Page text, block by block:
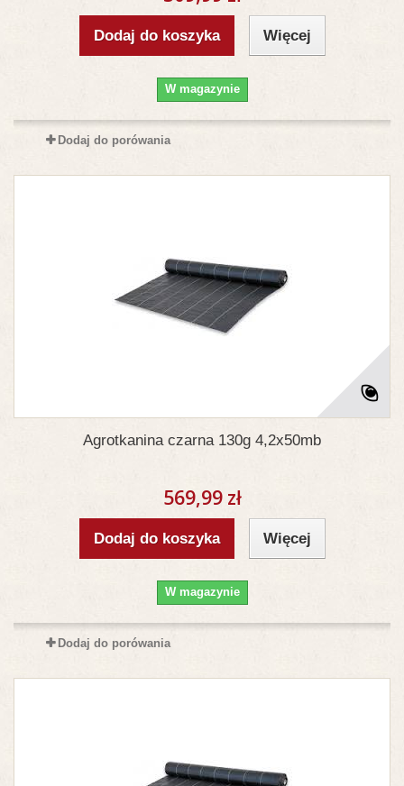
Dodaj do koszyka Więcej
W magazynie
Dodaj do porówania
Agrotkanina czarna 130g 4,2x50mb
569,99 zł
Dodaj do koszyka Więcej
W magazynie
Dodaj do porówania